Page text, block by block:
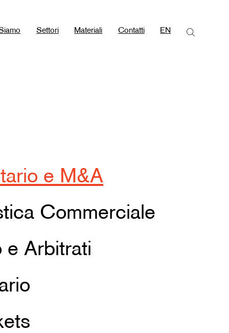
EN
Contatti
Materiali
Settori
e M&A
Commerciale
e Arbitrati